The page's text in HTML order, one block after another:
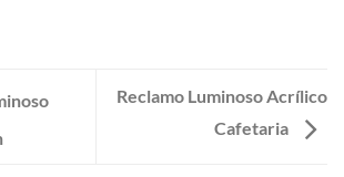
Reclamo Luminoso Acrílico
Cafetaria